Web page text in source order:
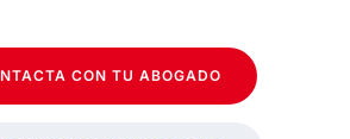
CON TU ABOGADO